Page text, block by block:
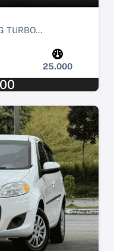
TURBO...
25.000